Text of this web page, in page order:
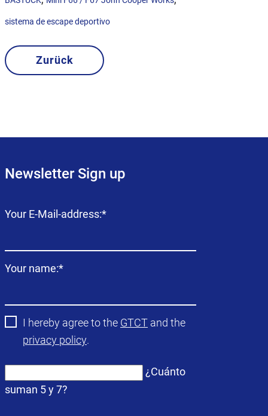
sistema de escape deportivo
Zurück
Newsletter Sign up
Campo
Your E-Mail-address:*
Campo
Your name:*
I hereby agree to the GTCT and the
privacy policy.
¿Cuánto
suman 5 y 7?